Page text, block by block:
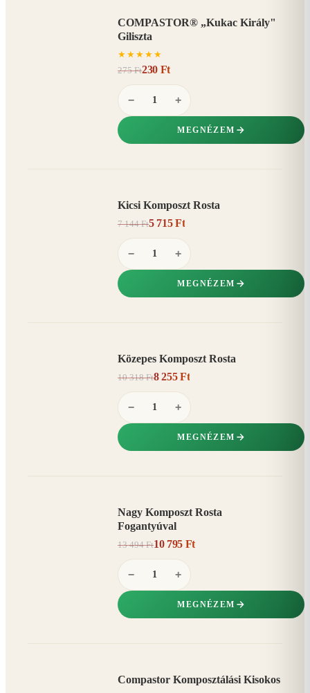
COMPASTOR® „Kukac Király"
Giliszta
★ ★ ★ ★ ★
275 Ft230 Ft
− +
MEGNÉZEM
Kicsi Komposzt Rosta
7 144 Ft5 715 Ft
− +
MEGNÉZEM
Közepes Komposzt Rosta
10 318 Ft8 255 Ft
− +
MEGNÉZEM
Nagy Komposzt Rosta
Fogantyúval
13 494 Ft10 795 Ft
− +
MEGNÉZEM
Compastor Komposztálási Kisokos